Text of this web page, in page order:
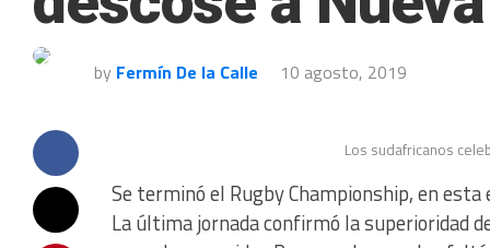
by Fermín De la Calle 10 agosto, 2019
Los sudafricanos
Se terminó el Rugby Championship, en esta
La última jornada confirmó la superioridad